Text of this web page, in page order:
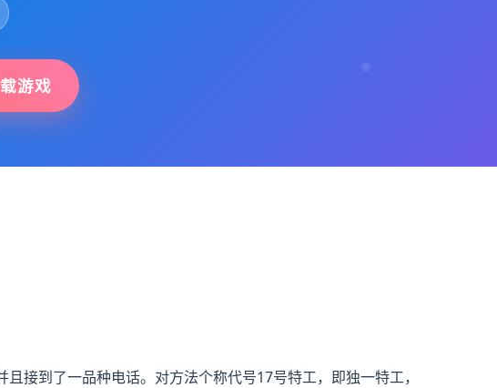
游戏
接到了一品种电话。对方法个称代号17号特工，即独一特工，